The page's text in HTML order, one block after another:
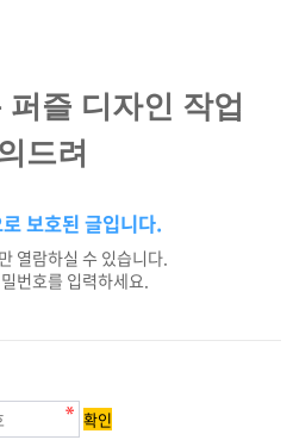
즐 디자인 작업
드려
보호된 글입니다.
열람하실 수 있습니다.
번호를 입력하세요.